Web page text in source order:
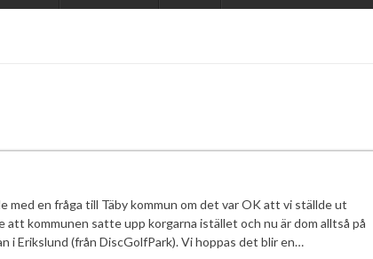
med en fråga till Täby kommun om det var OK att vi ställde ut
kommunen satte upp korgarna istället och nu är dom alltså på
i Erikslund (från DiscGolfPark). Vi hoppas det blir en…